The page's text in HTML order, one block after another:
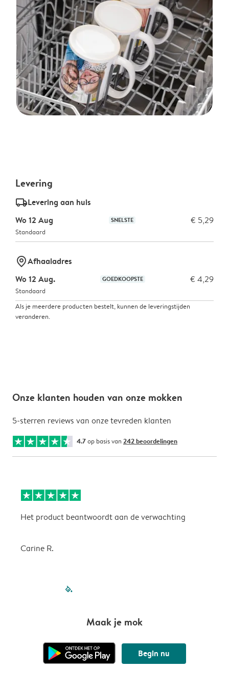
Levering
delivery_standard_v2Levering aan huis
Wo 12 Aug
SNELSTE € 5,29
Standaard
marker-pinAfhaaladres
Wo 12 Aug.
GOEDKOOPSTE € 4,29
Standaard
Als je meerdere producten bestelt, kunnen de leveringstijden
veranderen.
Onze klanten houden van onze mokken
5-sterren reviews van onze tevreden klanten
4.7op basis van 242 beoordelingen
Het product beantwoordt aan de verwachting
Carine R.
filled-pagination
Maak je mok
Begin nu